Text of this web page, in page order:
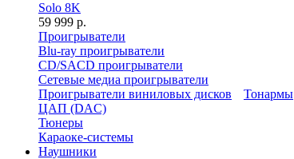
Solo 8K
59 999 р.
Проигрыватели
Blu-ray проигрыватели
CD/SACD проигрыватели
Сетевые медиа проигрыватели
Проигрыватели виниловых дисков
Тонармы
ЦАП (DAC)
Тюнеры
Караоке-системы
Наушники